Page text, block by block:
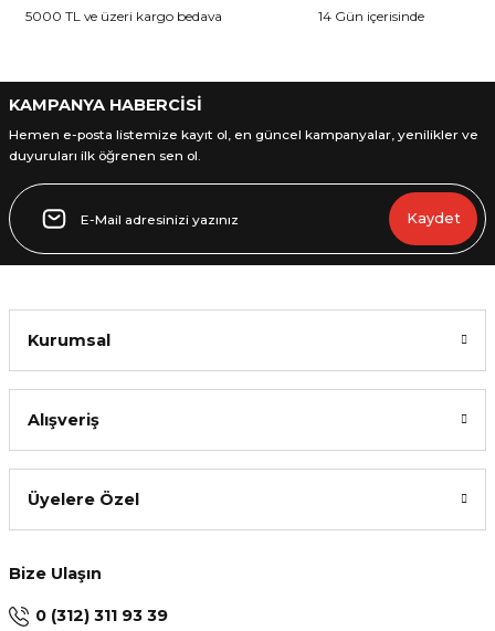
Gönder
5000 TL ve üzeri kargo bedava
14 Gün içerisinde
KAMPANYA HABERCİSİ
Hemen e-posta listemize kayıt ol, en güncel kampanyalar, yenilikler ve
duyuruları ilk öğrenen sen ol.
Kaydet
Kurumsal
Alışveriş
Üyelere Özel
Bize Ulaşın
0 (312) 311 93 39